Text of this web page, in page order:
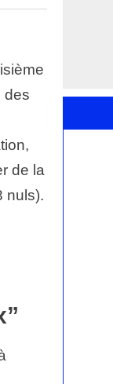
des
de la
nuls).